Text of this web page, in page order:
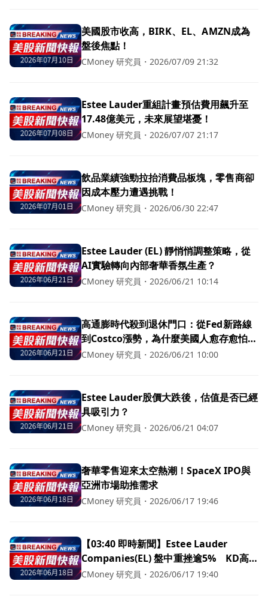
美國股市收高，BIRK、EL、AMZN成為
盤後焦點！
CMoney 研究員 ・ 2026/07/09 21:32
Estee Lauder重組計畫預估費用飆升至
17.48億美元，未來展望堪憂！
CMoney 研究員 ・ 2026/07/07 21:17
飲品業績強勁拉抬消費品板塊，零售商卻
因成本壓力遭遇挑戰！
CMoney 研究員 ・ 2026/06/30 22:47
Estee Lauder (EL) 靜悄悄調整策略，從
AI實驗轉向內部奢華香氛生產？
CMoney 研究員 ・ 2026/06/21 10:14
高通膨時代殺到退休門口：從Fed新路線
到Costco漲勢，為什麼美國人愈存愈怕
老？
CMoney 研究員 ・ 2026/06/21 10:00
Estee Lauder股價大跌後，估值是否已經
具吸引力？
CMoney 研究員 ・ 2026/06/21 04:07
奢華零售迎來太空熱潮！SpaceX IPO與
亞洲市場助推需求
CMoney 研究員 ・ 2026/06/17 19:46
【03:40 即時新聞】Estee Lauder
Companies(EL) 盤中重挫逾5% KD高檔
反轉、短線動能轉弱
CMoney 研究員 ・ 2026/06/17 19:40